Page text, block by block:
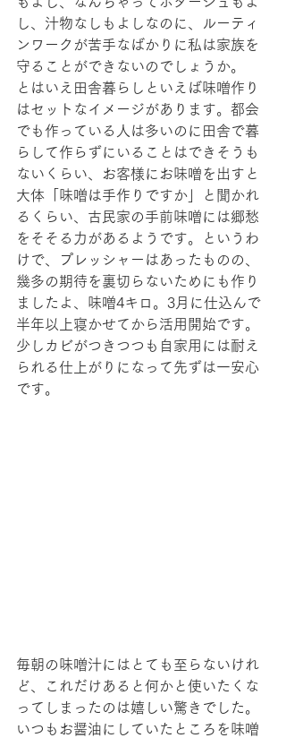
し、汁物なしもよしなのに、ルーティ
ンワークが苦手なばかりに私は家族を
守ることができないのでしょうか。
とはいえ田舎暮らしといえば味噌作り
はセットなイメージがあります。都会
でも作っている人は多いのに田舎で暮
らして作らずにいることはできそうも
ないくらい、お客様にお味噌を出すと
大体「味噌は手作りですか」と聞かれ
るくらい、古民家の手前味噌には郷愁
をそそる力があるようです。というわ
けで、プレッシャーはあったものの、
幾多の期待を裏切らないためにも作り
ましたよ、味噌4キロ。3月に仕込んで
半年以上寝かせてから活用開始です。
少しカビがつきつつも自家用には耐え
られる仕上がりになって先ずは一安心
です。
毎朝の味噌汁にはとても至らないけれ
ど、これだけあると何かと使いたくな
ってしまったのは嬉しい驚きでした。
いつもお醤油にしていたところを味噌